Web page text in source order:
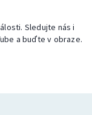
Sledujte nás i
a buďte v obraze.